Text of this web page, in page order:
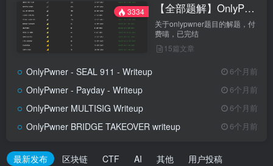
3334 【全部题解】OnlyPwner
关于onlypwner题目的解题，付
费喵，已完结
15篇文章
OnlyPwner - SEAL 911 - Writeup 6个月前
OnlyPwner - Payday - Writeup 6个月前
OnlyPwner MULTISIG Writeup 6个月前
OnlyPwner BRIDGE TAKEOVER writeup 6个月前
最新发布 区块链 CTF AI 其他
用户投稿